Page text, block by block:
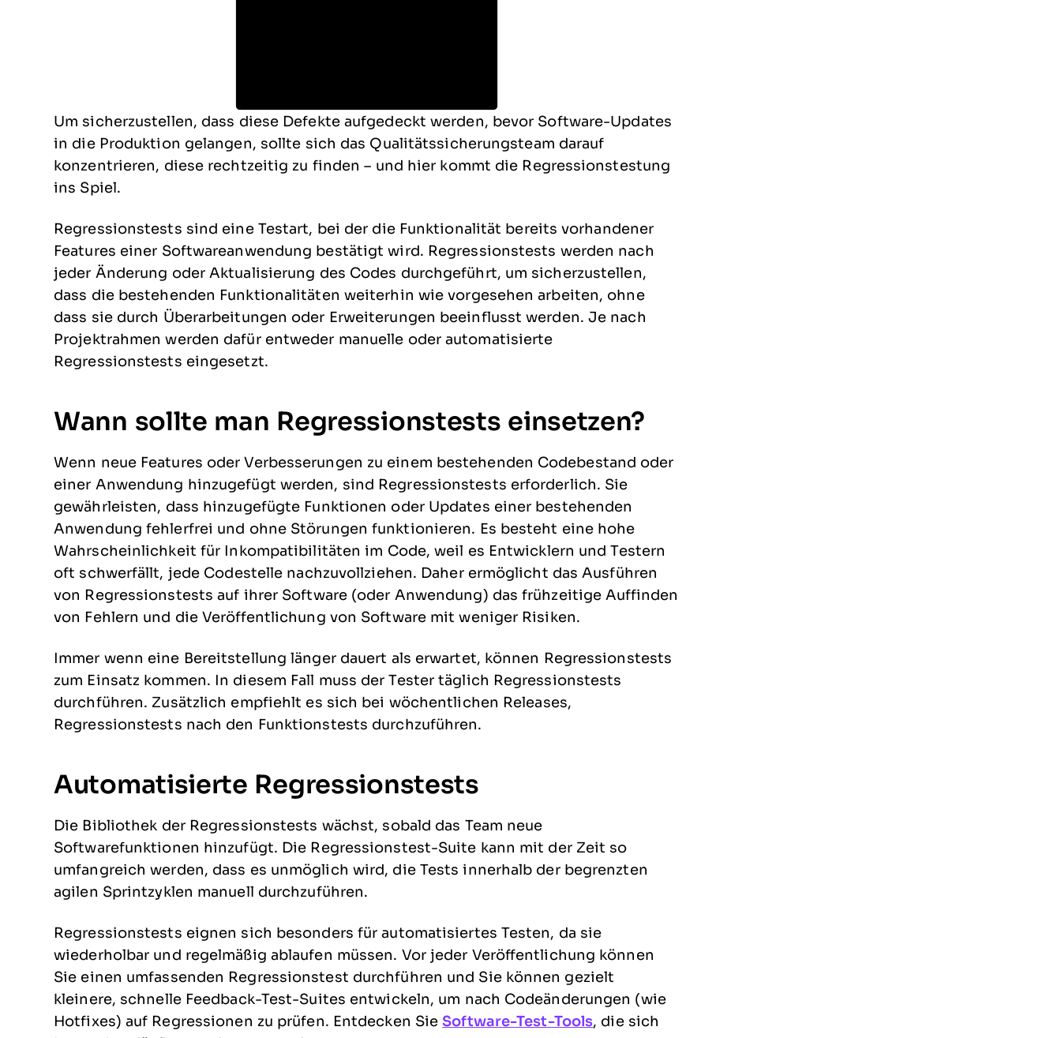
Um sicherzustellen, dass diese Defekte aufgedeckt werden, bevor Software-Updates
in die Produktion gelangen, sollte sich das Qualitätssicherungsteam darauf
konzentrieren, diese rechtzeitig zu finden – und hier kommt die Regressionstestung
ins Spiel.
Regressionstests sind eine Testart, bei der die Funktionalität bereits vorhandener
Features einer Softwareanwendung bestätigt wird. Regressionstests werden nach
jeder Änderung oder Aktualisierung des Codes durchgeführt, um sicherzustellen,
dass die bestehenden Funktionalitäten weiterhin wie vorgesehen arbeiten, ohne
dass sie durch Überarbeitungen oder Erweiterungen beeinflusst werden. Je nach
Projektrahmen werden dafür entweder manuelle oder automatisierte
Regressionstests eingesetzt.
Wann sollte man Regressionstests einsetzen?
Wenn neue Features oder Verbesserungen zu einem bestehenden Codebestand oder
einer Anwendung hinzugefügt werden, sind Regressionstests erforderlich. Sie
gewährleisten, dass hinzugefügte Funktionen oder Updates einer bestehenden
Anwendung fehlerfrei und ohne Störungen funktionieren. Es besteht eine hohe
Wahrscheinlichkeit für Inkompatibilitäten im Code, weil es Entwicklern und Testern
oft schwerfällt, jede Codestelle nachzuvollziehen. Daher ermöglicht das Ausführen
von Regressionstests auf ihrer Software (oder Anwendung) das frühzeitige Auffinden
von Fehlern und die Veröffentlichung von Software mit weniger Risiken.
Immer wenn eine Bereitstellung länger dauert als erwartet, können Regressionstests
zum Einsatz kommen. In diesem Fall muss der Tester täglich Regressionstests
durchführen. Zusätzlich empfiehlt es sich bei wöchentlichen Releases,
Regressionstests nach den Funktionstests durchzuführen.
Automatisierte Regressionstests
Die Bibliothek der Regressionstests wächst, sobald das Team neue
Softwarefunktionen hinzufügt. Die Regressionstest-Suite kann mit der Zeit so
umfangreich werden, dass es unmöglich wird, die Tests innerhalb der begrenzten
agilen Sprintzyklen manuell durchzuführen.
Regressionstests eignen sich besonders für automatisiertes Testen, da sie
wiederholbar und regelmäßig ablaufen müssen. Vor jeder Veröffentlichung können
Sie einen umfassenden Regressionstest durchführen und Sie können gezielt
kleinere, schnelle Feedback-Test-Suites entwickeln, um nach Codeänderungen (wie
Hotfixes) auf Regressionen zu prüfen. Entdecken SieSoftware-Test-Tools, die sich